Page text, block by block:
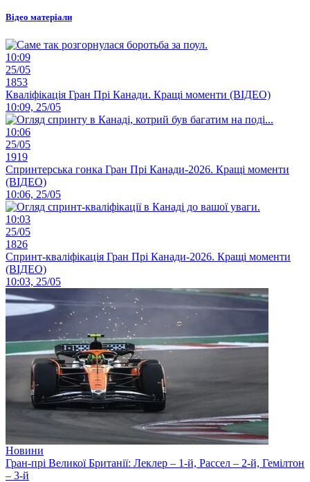
Відео матеріали
10:09
25/05
1853
Кваліфікація Гран Прі Канади. Кращі моменти (ВІДЕО)
10:09, 25/05
10:06
25/05
1919
Спринтерська гонка Гран Прі Канади-2026. Кращі моменти
(ВІДЕО)
10:06, 25/05
10:03
25/05
1826
Спринт-кваліфікація Гран Прі Канади-2026. Кращі моменти
(ВІДЕО)
10:03, 25/05
Новини
Гран-прі Великої Британії: Леклер – 1-й, Рассел – 2-й, Гемілтон
– 3-й